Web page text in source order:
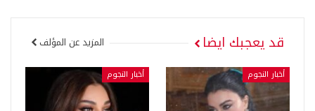
قد يعجبك ايضا المزيد عن المؤلف
أخبار النجوم أخبار النجوم